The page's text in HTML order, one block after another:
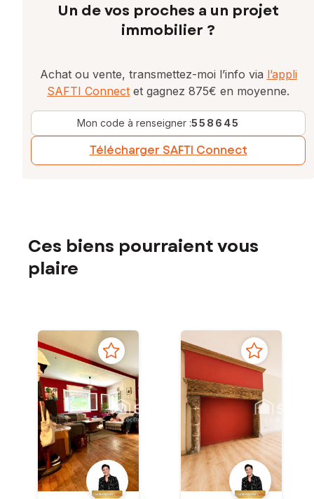
Un de vos proches a un projet
immobilier ?
Achat ou vente, transmettez-moi l’info via l’appli
SAFTI Connect et gagnez 875€ en moyenne.
Mon code à renseigner :558645
Télécharger SAFTI Connect
Ces biens pourraient vous
plaire